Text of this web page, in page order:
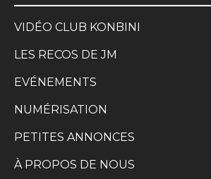
VIDÉO CLUB KONBINI
LES RECOS DE JM
EVÉNEMENTS
NUMÉRISATION
PETITES ANNONCES
À PROPOS DE NOUS